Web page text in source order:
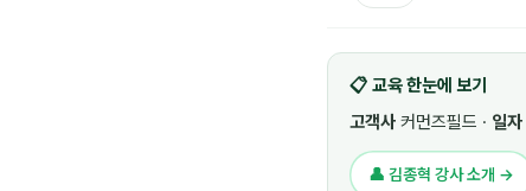
📋 교육 한눈에 보기
고객사 커먼즈필드 · 일자
👤 김종혁 강사 소개 →